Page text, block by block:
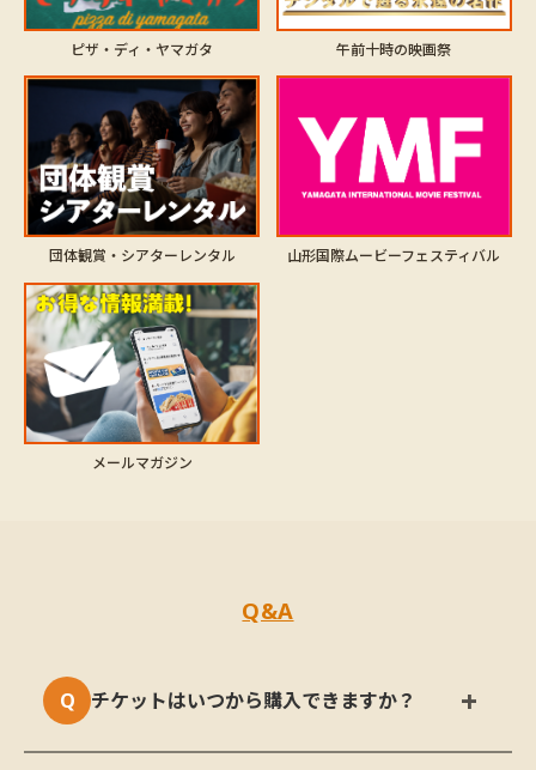
ピザ・ディ・ヤマガタ 午前十時の映画祭
団体観賞・シアターレンタル 山形国際ムービーフェスティバル
メールマガジン
Q&A
チケットはいつから購入できますか？